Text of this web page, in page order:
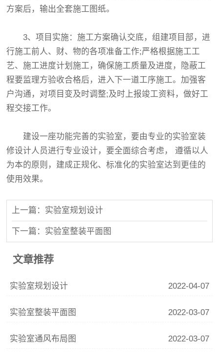
方案后，输出全套施工图纸。
3、项目实施：施工方案确认交底，组建项目部，进
行施工前人、财、物的各项准备工作;严格根据施工工
艺、施工进度计划施工，确保施工质量及进度，隐蔽工
程要监理方验收合格后，进入下一道工序施工。加强客
户沟通，对项目变及时调整;及时上报竣工资料，做好工
程交接工作。
建设一座功能完善的实验室，要由专业的实验室装
修设计人员进行专业设计，要全面综合考虑， 遵循以人
为本的原则，建成正规化、标准化的实验室达到更佳的
使用效果。
上一篇：实验室规划设计
下一篇：实验室整装平面图
文章推荐
实验室规划设计 2022-04-07
实验室整装平面图 2022-03-07
实验室通风布局图 2022-03-07